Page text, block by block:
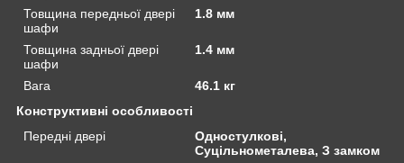
Товщина передньої двері
шафи
1.8 мм
Товщина задньої двері
шафи
1.4 мм
Вага
46.1 кг
Конструктивні особливості
Передні двері
Одностулкові,
Суцільнометалева, З замком